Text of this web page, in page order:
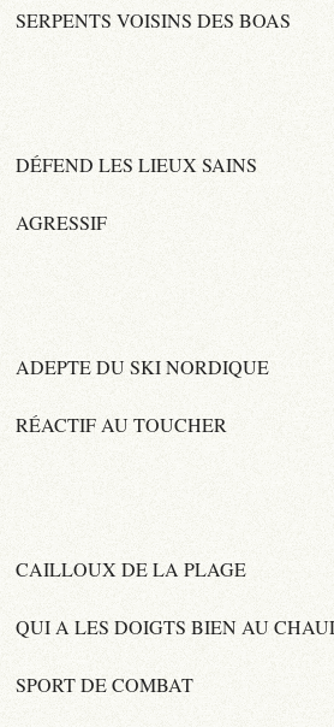
SERPENTS VOISINS DES BOAS
DÉFEND LES LIEUX SAINS
AGRESSIF
ADEPTE DU SKI NORDIQUE
RÉACTIF AU TOUCHER
CAILLOUX DE LA PLAGE
QUI A LES DOIGTS BIEN AU
SPORT DE COMBAT